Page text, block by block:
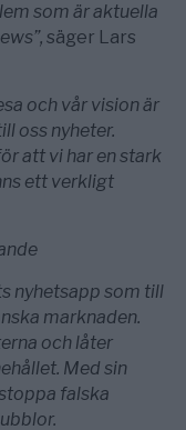
som är aktuella
säger Lars
och vår vision är
oss nyheter.
att vi har en stark
ett verkligt
nyhetsapp som till
marknaden.
och låter
Med sin
falska